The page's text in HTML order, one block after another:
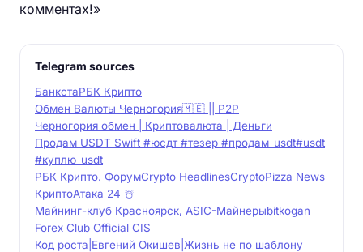
комментах!»
Telegram sources
БанкстаРБК Крипто
Обмен Валюты Черногория🇲🇪 || P2P
Черногория обмен | Криптовалюта | Деньги
Продам USDT Swift #юсдт #тезер #продам_usdt#usdt
#куплю_usdt
РБК Крипто. ФорумCrypto HeadlinesCryptoPizza News
КриптоАтака 24 ☃️
Майнинг-клуб Красноярск, ASIC-Майнерыbitkogan
Forex Club Official CIS
Код роста|Евгений Окишев|Жизнь не по шаблону